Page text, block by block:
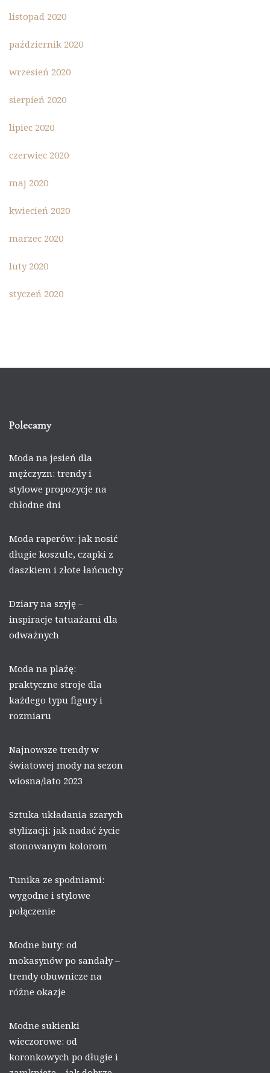
listopad 2020
październik 2020
wrzesień 2020
sierpień 2020
lipiec 2020
czerwiec 2020
maj 2020
kwiecień 2020
marzec 2020
luty 2020
styczeń 2020
Polecamy
Moda na jesień dla
mężczyzn: trendy i
stylowe propozycje na
chłodne dni
Moda raperów: jak nosić
długie koszule, czapki z
daszkiem i złote łańcuchy
Dziary na szyję –
inspiracje tatuażami dla
odważnych
Moda na plażę:
praktyczne stroje dla
każdego typu figury i
rozmiaru
Najnowsze trendy w
światowej mody na sezon
wiosna/lato 2023
Sztuka układania szarych
stylizacji: jak nadać życie
stonowanym kolorom
Tunika ze spodniami:
wygodne i stylowe
połączenie
Modne buty: od
mokasynów po sandały –
trendy obuwnicze na
różne okazje
Modne sukienki
wieczorowe: od
koronkowych po długie i